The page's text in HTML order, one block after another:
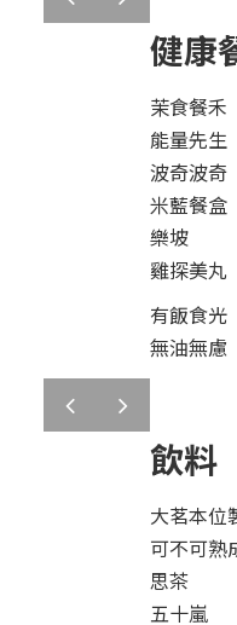
健康
茉食餐禾
能量先生
波奇波奇
米藍餐盒
樂坡
雞探美丸
有飯食光
無油無慮
prev next
飲料
大茗本位
可不可熟
思茶
五十嵐